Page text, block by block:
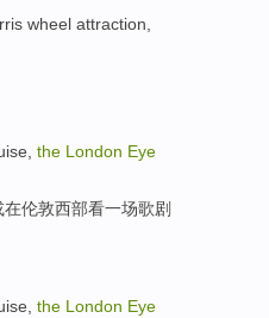
wheel attraction,
the London Eye
在伦敦西部看一场歌剧
the London Eye